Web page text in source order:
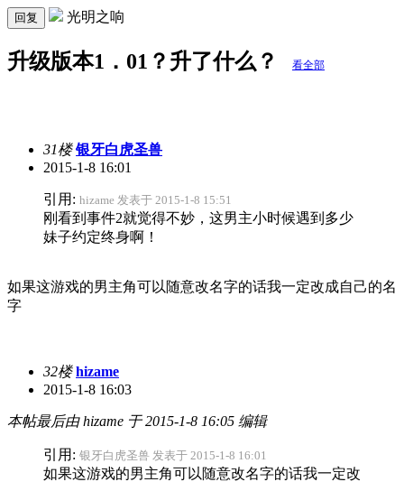
回复 光明之响
升级版本1．01？升了什么？ 看全部
31楼 银牙白虎圣兽
2015-1-8 16:01
引用: hizame 发表于 2015-1-8 15:51
刚看到事件2就觉得不妙，这男主小时候遇到多少
妹子约定终身啊！
如果这游戏的男主角可以随意改名字的话我一定改成自己的名
字
32楼 hizame
2015-1-8 16:03
本帖最后由 hizame 于 2015-1-8 16:05 编辑
引用: 银牙白虎圣兽 发表于 2015-1-8 16:01
如果这游戏的男主角可以随意改名字的话我一定改